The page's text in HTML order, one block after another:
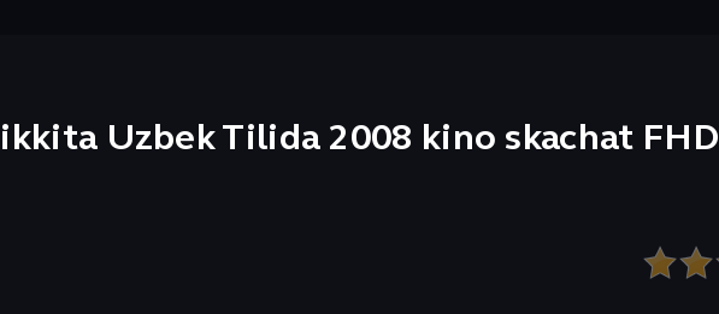
Uzbek Tilida 2008 kino skachat FHD